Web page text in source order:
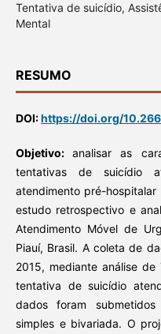
Tentativa de suicídio,
Mental
RESUMO
DOI:https://doi.org/
Objetivo:analisar as
tentativas de suicídio
atendimento pré-
estudo retrospectivo e
Atendimento Móvel de
Piauí, Brasil. A coleta de
2015, mediante análise
tentativa de suicídio
dados foram
simples e bivariada. O